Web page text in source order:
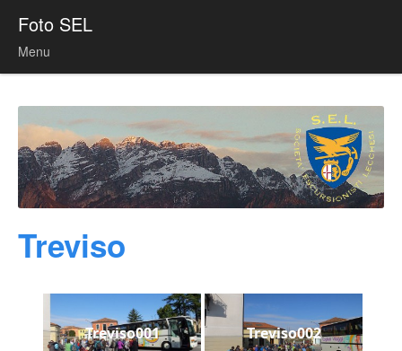
Foto SEL
Menu
Treviso
Treviso001 Treviso002